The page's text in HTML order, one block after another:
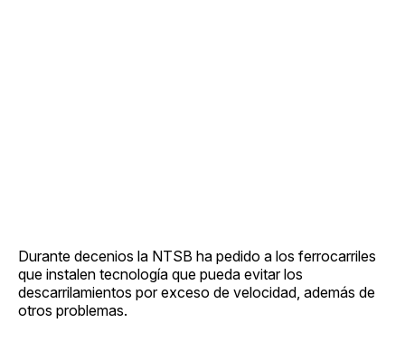
Durante decenios la NTSB ha pedido a los ferrocarriles
que instalen tecnología que pueda evitar los
descarrilamientos por exceso de velocidad, además de
otros problemas.